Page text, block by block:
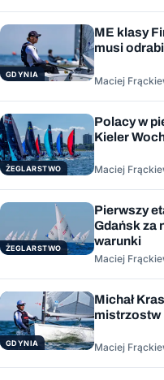
GDYNIA
ME klasy
musi
Maciej
ŻEGLARSTWO
Polacy w
Kieler
Maciej
ŻEGLARSTWO
Pierwszy
Gdańsk za
warunki
Maciej
GDYNIA
Michał
mistrzostw
Maciej